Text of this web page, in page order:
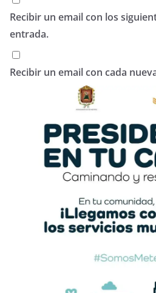
Recibir un email con los
entrada.
Recibir un email con cada